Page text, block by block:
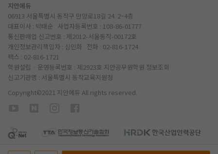
지안에듀
06913 서울특별시 동작구 만양로18길 24. 2~4층
대표이사 : 박태순 사업자등록번호 : 108-86-01777
통신판매업 신고번호 : 제2012-서울동작-00172호
개인정보관리책임자 : 심인화 전화 : 02-816-1724
팩스 : 02-816-1721
학원설립 · 운영등록번호 : 제2923호 지안공무원학원 정보조회
신고기관명 : 서울특별시 동작교육지원청
Copyright©2021 지안에듀 All rights reserved.